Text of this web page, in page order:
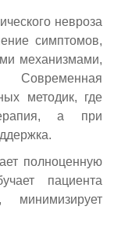
невроза
симптомов,
механизмами,
Современная
методик, где
а при
полноценную
пациента
минимизирует